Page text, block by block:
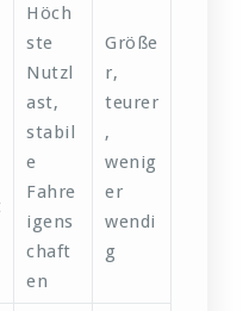
Höch
ste
Nutzl
ast,
stabil
e
Fahre
igens
chaft
en
Größe
r,
teurer
,
wenig
er
wendi
g